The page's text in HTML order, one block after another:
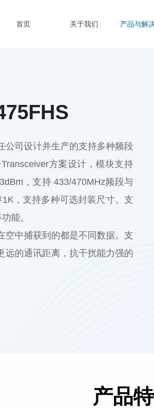
首页 关于我们 产品与解
公司设计并生产的支持多种频段
方案设计，模块支持
，支持 433/470MHz频段与
，支持多种可选封装尺寸。支
能。
中捕获到的都是不同数据。 支
的通讯距离，抗干扰能力强的
产品